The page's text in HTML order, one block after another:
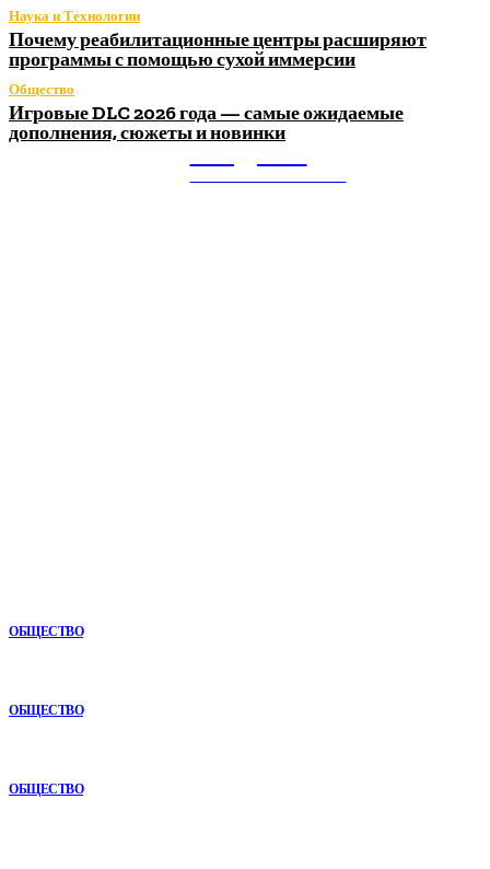
Наука и Технологии
Почему реабилитационные центры расширяют
программы с помощью сухой иммерсии
Общество
Игровые DLC 2026 года — самые ожидаемые
дополнения, сюжеты и новинки
ОБЩЕСТВО
ОБЩЕСТВО
ОБЩЕСТВО